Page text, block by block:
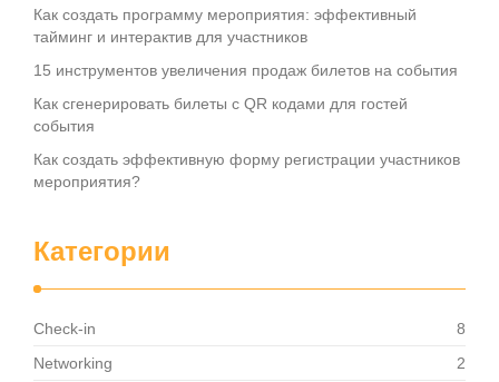
Как создать программу мероприятия: эффективный
тайминг и интерактив для участников
15 инструментов увеличения продаж билетов на события
Как сгенерировать билеты с QR кодами для гостей
события
Как создать эффективную форму регистрации участников
мероприятия?
Категории
Check-in
8
Networking
2